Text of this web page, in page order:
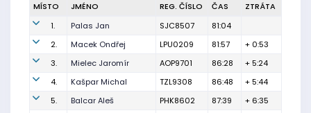
MÍSTO JMÉNO REG. ČÍSLO ČAS
ZTRÁTA
1.
Palas Jan SJC8507
81:04
2.
Macek Ondřej LPU0209 81:57
+ 0:53
3.
Mielec Jaromír AOP9701 86:28
+ 5:24
4.
Kašpar Michal TZL9308 86:48
+ 5:44
5.
Balcar Aleš PHK8602 87:39
+ 6:35